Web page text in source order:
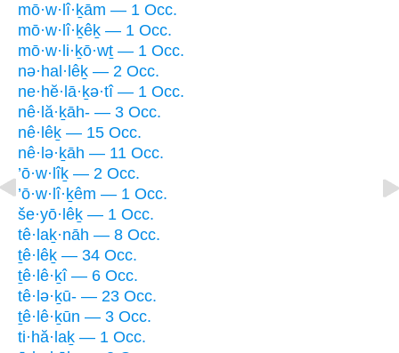
mō·w·lî·ḵām — 1 Occ.
mō·w·lî·ḵêḵ — 1 Occ.
mō·w·li·ḵō·wṯ — 1 Occ.
nə·hal·lêḵ — 2 Occ.
ne·hĕ·lā·ḵə·tî — 1 Occ.
nê·lă·ḵāh- — 3 Occ.
nê·lêḵ — 15 Occ.
nê·lə·ḵāh — 11 Occ.
’ō·w·lîḵ — 2 Occ.
’ō·w·lî·ḵêm — 1 Occ.
še·yō·lêḵ — 1 Occ.
tê·laḵ·nāh — 8 Occ.
ṯê·lêḵ — 34 Occ.
ṯê·lê·ḵî — 6 Occ.
tê·lə·ḵū- — 23 Occ.
ṯê·lê·ḵūn — 3 Occ.
ti·hă·laḵ — 1 Occ.